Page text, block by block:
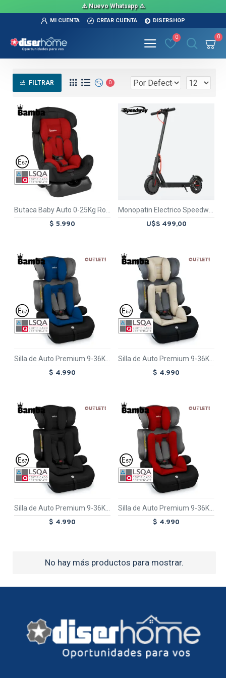
⚠️ Nuevo Whatsapp ⚠️
MI CUENTA CREAR CUENTA DISERSHOP
0 0
FILTRAR 0
TEXTTRAN
TEX
$ 5.990
TEXTTRANSPARENTE
U$S 499,00
OUT
TEXTTRAN
TEX
Silla de Auto Premium 9-36Kg Azul Oceano
$ 4.990
OUT
TEXTTRAN
TEX
Silla de Auto Premium 9-36Kg Beige Zen
$ 4.990
OUT
TEXTTRAN
TEX
Silla de Auto Premium 9-36Kg Negro Eclipse
$ 4.990
OUT
TEXTTRAN
TEX
Silla de Auto Premium 9-36Kg Rojo Aventura
$ 4.990
No hay más productos para mostrar.